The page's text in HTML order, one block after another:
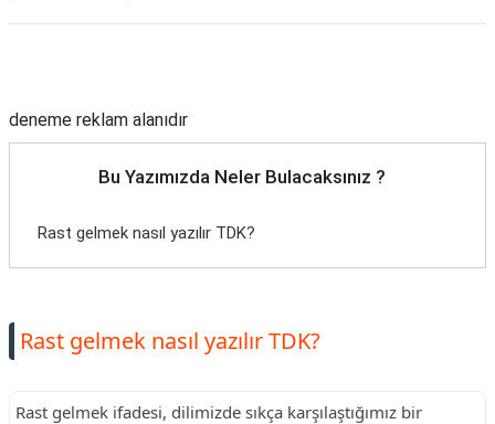
deneme reklam alanıdır
Bu Yazımızda Neler Bulacaksınız ?
Rast gelmek nasıl yazılır TDK?
Rast gelmek nasıl yazılır TDK?
Rast gelmek ifadesi, dilimizde sıkça karşılaştığımız bir